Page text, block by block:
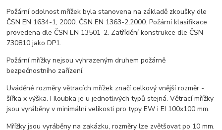
Požární odolnost mřížek byla stanovena na základě zkoušky dle
ČSN EN 1634-1, 2000, ČSN EN 1363-2,2000. Požární klasifikace
provedena dle ČSN EN 13501-2. Zatřídění konstrukce dle ČSN
730810 jako DP1.
Požární mřížky nejsou vyhrazeným druhem požárně
bezpečnostního zařízení.
Uváděné rozměry větracích mřížek značí celkový vnější rozměr -
šířka x výška. Hloubka je u jednotlivých typů stejná. Větrací mřížky
jsou vyráběny v minimální velikosti pro typy EW i EI 100x100 mm.
Mřížky jsou vyráběny na zakázku, rozměry lze zvětšovat po 10 mm.